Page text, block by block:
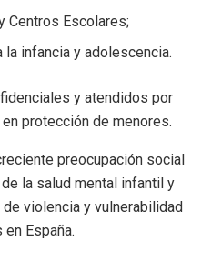
Centros Escolares;
infancia y adolescencia.
y atendidos por
protección de menores.
preocupación social
la salud mental infantil y
violencia y vulnerabilidad
España.